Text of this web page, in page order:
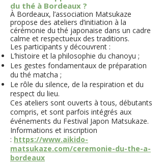
du thé à Bordeaux ?
​À Bordeaux, l’association Matsukaze
propose des ateliers d’initiation à la
cérémonie du thé japonaise dans un cadre
calme et respectueux des traditions.
Les participants y découvrent :
L’histoire et la philosophie du chanoyu ;
Les gestes fondamentaux de préparation
du thé matcha ;
Le rôle du silence, de la respiration et du
respect du lieu.
Ces ateliers sont ouverts à tous, débutants
compris, et sont parfois intégrés aux
événements du Festival Japon Matsukaze.
Informations et inscription
: https://www.aikido-
matsukaze.com/ceremonie-du-the-a-
bordeaux​